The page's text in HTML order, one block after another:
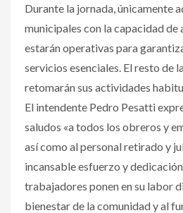
Durante la jornada, únicamente
municipales con la capacidad de
estarán operativas para
servicios esenciales. El resto de
retomarán sus actividades
El intendente Pedro Pesatti
saludos «a todos los obreros y
así como al personal retirado y
incansable esfuerzo y
trabajadores ponen en su labor
bienestar de la comunidad y al